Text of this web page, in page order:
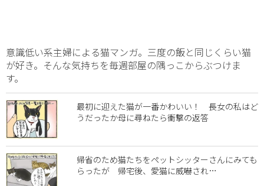
意識低い系主婦による猫マンガ。三度の飯と同じくらい猫
が好き。そんな気持ちを毎週部屋の隅っこからぶつけま
す。
最初に迎えた猫が一番かわいい！ 長女の私はど
うだったか母に尋ねたら衝撃の返答
帰省のため猫たちをペットシッターさんにみても
らったが 帰宅後、愛猫に威嚇され…